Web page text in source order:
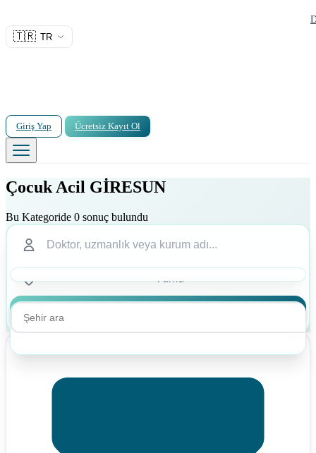
🇹🇷 TR
Giriş Yap Ücretsiz Kayıt Ol
Çocuk Acil GİRESUN
Bu Kategoride 0 sonuç bulundu